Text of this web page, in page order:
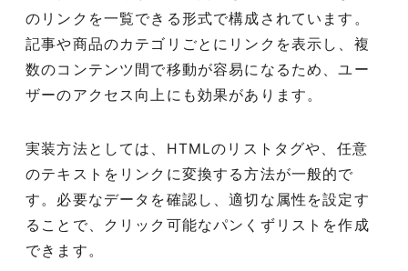
のリンクを一覧できる形式で構成されています。
記事や商品のカテゴリごとにリンクを表示し、複
数のコンテンツ間で移動が容易になるため、ユー
ザーのアクセス向上にも効果があります。
実装方法としては、HTMLのリストタグや、任意
のテキストをリンクに変換する方法が一般的で
す。必要なデータを確認し、適切な属性を設定す
ることで、クリック可能なパンくずリストを作成
できます。